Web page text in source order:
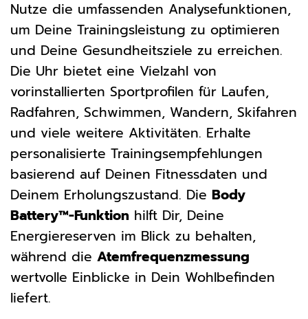
Nutze die umfassenden Analysefunktionen,
um Deine Trainingsleistung zu optimieren
und Deine Gesundheitsziele zu erreichen.
Die Uhr bietet eine Vielzahl von
vorinstallierten Sportprofilen für Laufen,
Radfahren, Schwimmen, Wandern, Skifahren
und viele weitere Aktivitäten. Erhalte
personalisierte Trainingsempfehlungen
basierend auf Deinen Fitnessdaten und
Deinem Erholungszustand. Die Body
Battery™-Funktion hilft Dir, Deine
Energiereserven im Blick zu behalten,
während die Atemfrequenzmessung
wertvolle Einblicke in Dein Wohlbefinden
liefert.